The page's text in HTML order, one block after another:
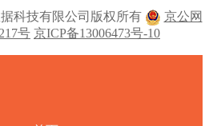
科技有限公司版权所有
京公网
号 京ICP备13006473号-10